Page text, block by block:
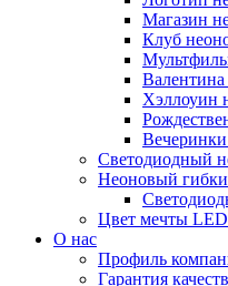
Магазин
Клуб
Валентина
Хэллоуин
Светодиодный
Неоновый
Цвет мечты
О нас
Профиль
Гарантия